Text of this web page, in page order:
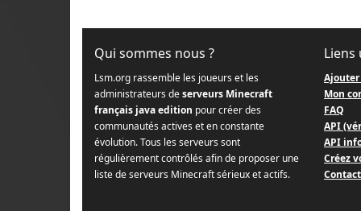
Qui sommes nous ?
Lsm.org rassemble les joueurs et les
administrateurs deserveurs Minecraft
français java edition pour créer des
communautés actives et en constante
évolution. Tous les serveurs sont
régulièrement contrôlés afin de proposer une
liste de serveurs Minecraft sérieux et actifs.
Liens
Mon
FAQ
API
API
Créez
Contact